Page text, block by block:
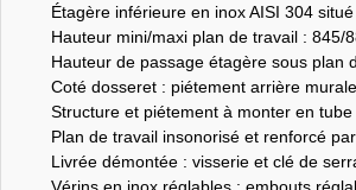
Étagère inférieure en inox AISI 304
Hauteur mini/maxi plan de travail : 845/
Hauteur de passage étagère sous plan
Coté dosseret : piétement arrière
Structure et piétement à monter en tube
Plan de travail insonorisé et renforcé
Livrée démontée : visserie et clé de